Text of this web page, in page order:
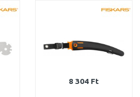
Összehasonlítás
8 304 Ft